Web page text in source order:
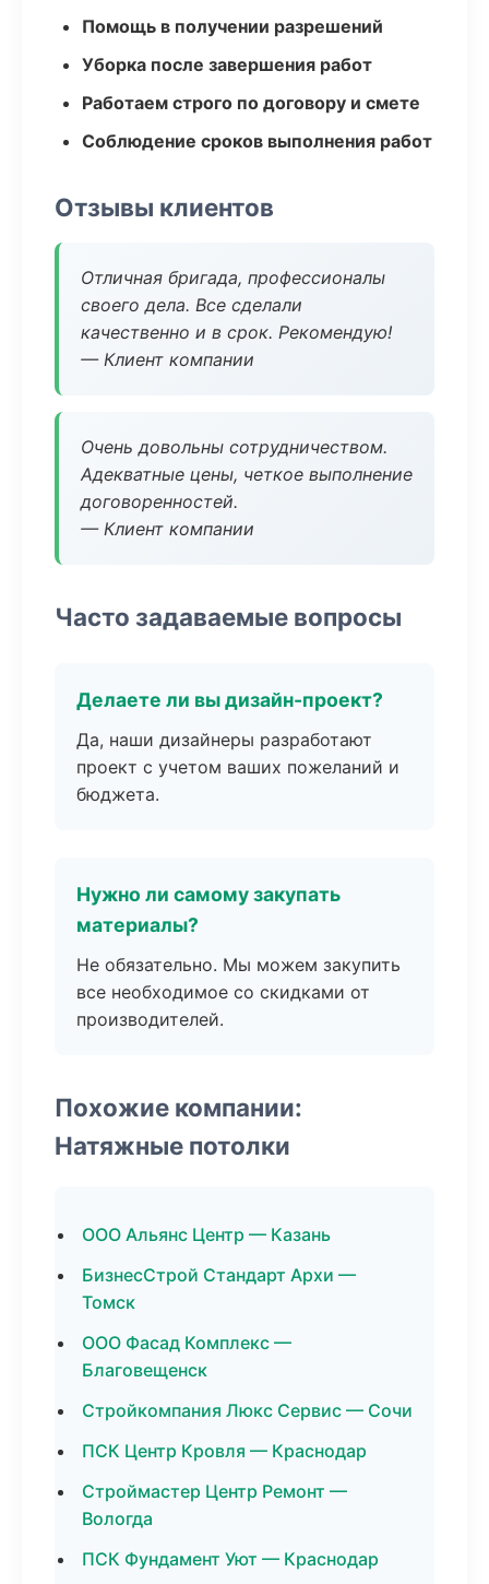
Помощь в получении разрешений
Уборка после завершения работ
Работаем строго по договору и смете
Соблюдение сроков выполнения работ
Отзывы клиентов
Отличная бригада, профессионалы
своего дела. Все сделали
качественно и в срок. Рекомендую!
— Клиент компании
Очень довольны сотрудничеством.
Адекватные цены, четкое выполнение
договоренностей.
— Клиент компании
Часто задаваемые вопросы
Делаете ли вы дизайн-проект?
Да, наши дизайнеры разработают
проект с учетом ваших пожеланий и
бюджета.
Нужно ли самому закупать
материалы?
Не обязательно. Мы можем закупить
все необходимое со скидками от
производителей.
Похожие компании:
Натяжные потолки
ООО Альянс Центр — Казань
БизнесСтрой Стандарт Архи —
Томск
ООО Фасад Комплекс —
Благовещенск
Стройкомпания Люкс Сервис — Сочи
ПСК Центр Кровля — Краснодар
Строймастер Центр Ремонт —
Вологда
ПСК Фундамент Уют — Краснодар